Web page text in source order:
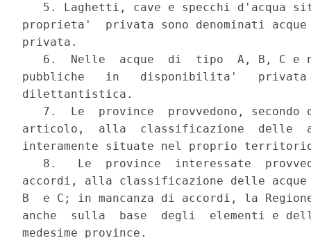
5. Laghetti, cave e specchi d'acqua
proprieta'  privata sono denominati
privata.
6.  Nelle  acque  di  tipo  A, B, C e
pubbliche   in   disponibilita'   privata
dilettantistica.
7.  Le  province  provvedono, secondo
articolo,  alla  classificazione  delle
interamente situate nel proprio
8.   Le  province  interessate
accordi, alla classificazione delle
B  e C; in mancanza di accordi, la
anche  sulla  base  degli  elementi e
medesime province.